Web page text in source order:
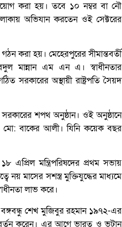
করা হয়। তবে ১০ নম্বর বা নৌ
অভিযান করতেন ওই সেক্টরের
করা হয়। মেহেরপুরের সীমান্তবর্তী
মান্নান এম এন এ। স্বাধীনতার
অস্থায়ী রাষ্ট্রপতি সৈয়দ
শপথ অনুষ্ঠান। ওই অনুষ্ঠানে
বাকের আলী। যিনি কয়েক বছর
এপ্রিল মন্ত্রিপরিষদের প্রথম সভায়
মাসের সশস্ত্র মুক্তিযুদ্ধের মাধ্যমে
লাভ করে।
বঙ্গবন্ধু শেখ মুজিবুর রহমান ১৯৭২-এর
করেন। এর আগে ভারত ও ভুটান